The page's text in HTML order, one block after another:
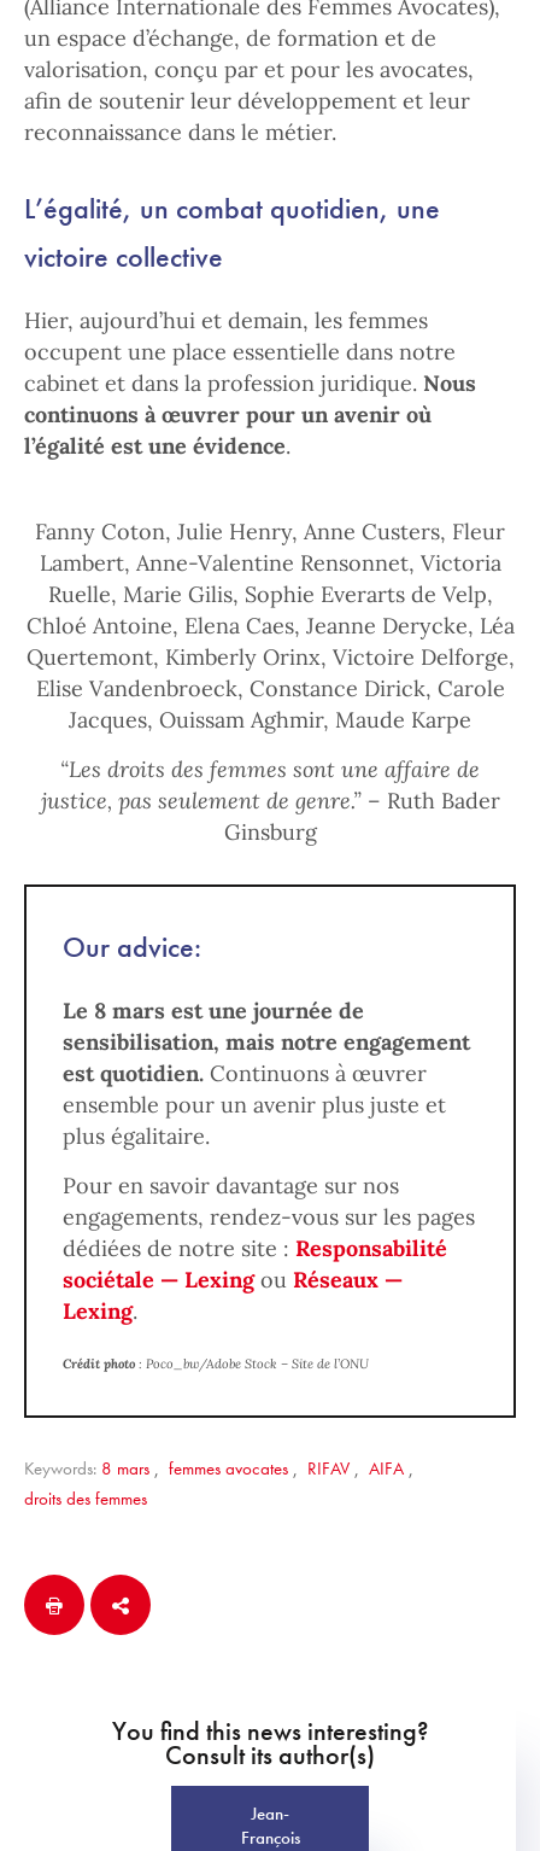
(Alliance Internationale des Femmes Avocates),
un espace d’échange, de formation et de
valorisation, conçu par et pour les avocates,
afin de soutenir leur développement et leur
reconnaissance dans le métier.
L’égalité, un combat quotidien, une
victoire collective
Hier, aujourd’hui et demain, les femmes
occupent une place essentielle dans notre
cabinet et dans la profession juridique. Nous
continuons à œuvrer pour un avenir où
l’égalité est une évidence.
Fanny Coton, Julie Henry, Anne Custers, Fleur
Lambert, Anne-Valentine Rensonnet, Victoria
Ruelle, Marie Gilis, Sophie Everarts de Velp,
Chloé Antoine, Elena Caes, Jeanne Derycke, Léa
Quertemont, Kimberly Orinx, Victoire Delforge,
Elise Vandenbroeck, Constance Dirick, Carole
Jacques, Ouissam Aghmir, Maude Karpe
“Les droits des femmes sont une affaire de
justice, pas seulement de genre.”– Ruth Bader
Ginsburg
Our advice:
Le 8 mars est une journée de
sensibilisation, mais notre engagement
est quotidien. Continuons à œuvrer
ensemble pour un avenir plus juste et
plus égalitaire.
Pour en savoir davantage sur nos
engagements, rendez-vous sur les pages
dédiées de notre site : Responsabilité
sociétale — Lexingou Réseaux —
Lexing.
Crédit photo : Poco_bw/Adobe Stock – Site de l’ONU
Keywords: 8 mars , femmes avocates , RIFAV , AIFA ,
droits des femmes
You find this news interesting?
Consult its author(s)
Jean-
François